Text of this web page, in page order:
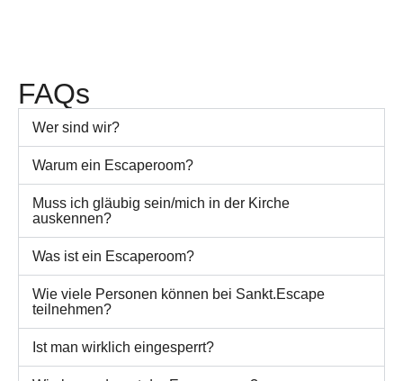
FAQs
Wer sind wir?
Warum ein Escaperoom?
Muss ich gläubig sein/mich in der Kirche
auskennen?
Was ist ein Escaperoom?
Wie viele Personen können bei Sankt.Escape
teilnehmen?
Ist man wirklich eingesperrt?